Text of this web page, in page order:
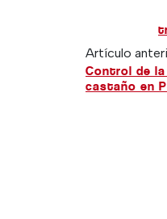
Artículo
Control de
castaño en